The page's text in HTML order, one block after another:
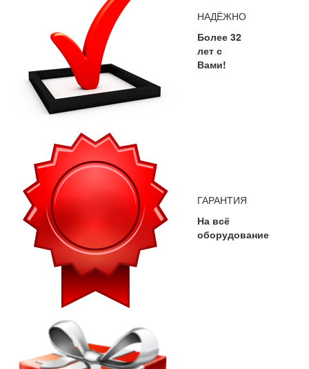
НАДЁЖНО
Более 32
лет с
Вами!
ГАРАНТИЯ
На всё
оборудование